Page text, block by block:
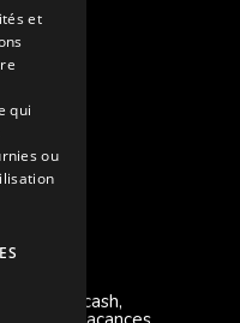
colonie
cash,
et
qui
ou